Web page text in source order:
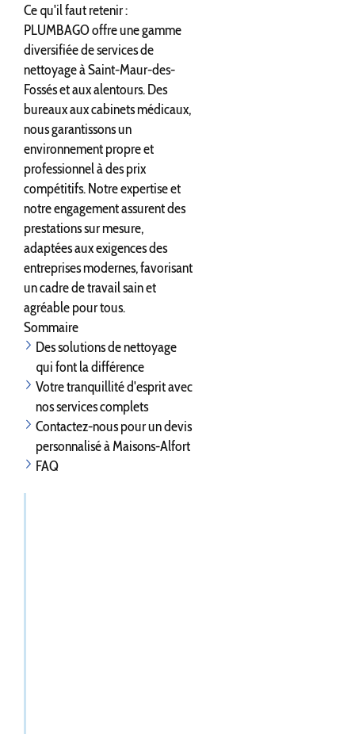
Ce qu'il faut retenir :
PLUMBAGO offre une gamme
diversifiée de services de
nettoyage à Saint-Maur-des-
Fossés et aux alentours. Des
bureaux aux cabinets médicaux,
nous garantissons un
environnement propre et
professionnel à des prix
compétitifs. Notre expertise et
notre engagement assurent des
prestations sur mesure,
adaptées aux exigences des
entreprises modernes, favorisant
un cadre de travail sain et
agréable pour tous.
Sommaire
Des solutions de nettoyage
qui font la différence
Votre tranquillité d'esprit avec
nos services complets
Contactez-nous pour un devis
personnalisé à Maisons-Alfort
FAQ